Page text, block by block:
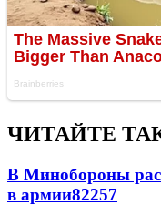
ЧИТАЙТЕ
В Минобороны
в армии82257